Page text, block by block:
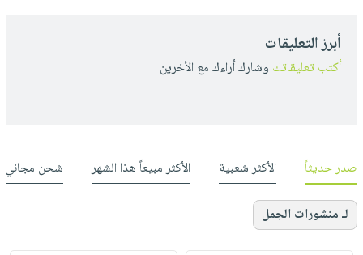
أبرز التعليقات
أكتب تعليقاتك وشارك أراءك مع الأخرين
صدر حديثاً الأكثر شعبية الأكثر مبيعاً هذا الشهر شحن مجاني
لـ منشورات الجمل